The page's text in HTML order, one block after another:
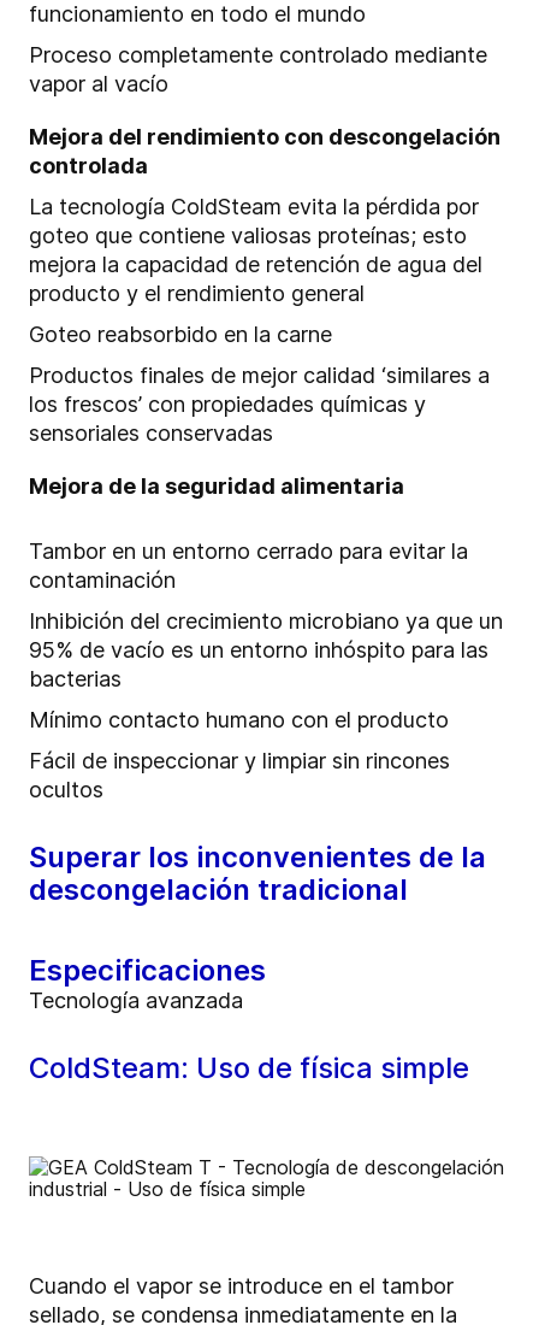
funcionamiento en todo el mundo
Proceso completamente controlado mediante
vapor al vacío
Mejora del rendimiento con descongelación
controlada
La tecnología ColdSteam evita la pérdida por
goteo que contiene valiosas proteínas; esto
mejora la capacidad de retención de agua del
producto y el rendimiento general
Goteo reabsorbido en la carne
Productos finales de mejor calidad ‘similares a
los frescos’ con propiedades químicas y
sensoriales conservadas
Mejora de la seguridad alimentaria
Tambor en un entorno cerrado para evitar la
contaminación
Inhibición del crecimiento microbiano ya que un
95% de vacío es un entorno inhóspito para las
bacterias
Mínimo contacto humano con el producto
Fácil de inspeccionar y limpiar sin rincones
ocultos
Superar los inconvenientes de la
descongelación tradicional
Especificaciones
Tecnología avanzada
ColdSteam: Uso de física simple
Cuando el vapor se introduce en el tambor
sellado, se condensa inmediatamente en la